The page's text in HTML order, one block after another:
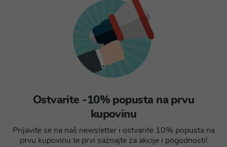
Ostvarite -10% popusta na prvu
kupovinu
Prijavite se na naš newsletter i ostvarite 10% popusta na
prvu kupovinu te prvi saznajte za akcije i pogodnosti!